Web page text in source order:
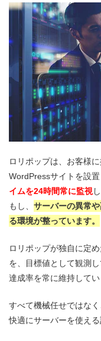
ロリポップは、お客様
WordPressサイトを設置
イムを24時間常に監視
もし、 サーバーの異常
る環境が整っています。
ロリポップが独自に定
を、目標値として観測
達成率を常に維持してい
すべて機械任せではな
快適にサーバーを使える